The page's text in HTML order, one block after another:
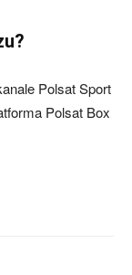
Polsat Sport
Polsat Box